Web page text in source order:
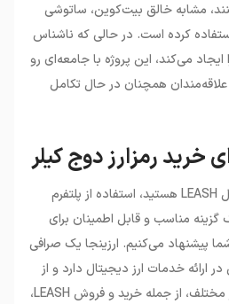
مشابه خالق بیت‌کوین، ساتوشی
استفاده کرده است. در حالی که ناشناس
ایجاد می‌کند، این پروژه با جامعه‌ای رو
همچنان در حال تکامل
خرید رمزارز دوج کیلر
اگر به دنبال خرید ارز دیجیتال LEASH هستید، استفاده از پلتفرم
گزینه مناسب و قابل اطمینان برای
پیشنهاد می‌کنیم. ارزینجا یک صرافی
ارائه خدمات ارز دیجیتال دارد و از
خرید و فروش چندصد رمزارز مختلف، از جمله خرید و فروش LEASH،